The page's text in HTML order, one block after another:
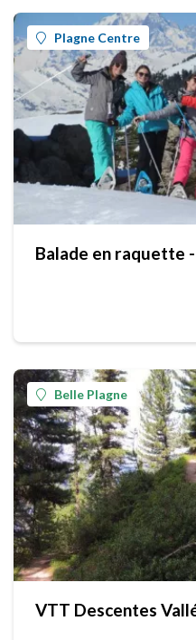
Plagne Centre
Balade en raquette
Belle Plagne
VTT Descentes